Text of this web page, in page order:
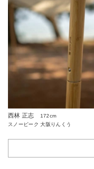
西林 正志
172cm
スノーピーク 大阪りんくう